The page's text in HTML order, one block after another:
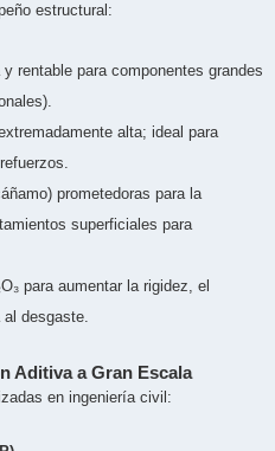
estructural:
rentable para componentes grandes
alta; ideal para
prometedoras para la
superficiales para
para aumentar la rigidez, el
desgaste.
Aditiva a Gran Escala
en ingeniería civil: